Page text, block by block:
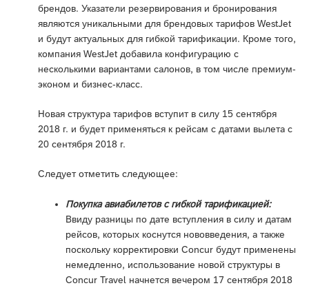
брендов. Указатели резервирования и бронирования
являются уникальными для брендовых тарифов WestJet
и будут актуальных для гибкой тарификации. Кроме того,
компания WestJet добавила конфигурацию с
несколькими вариантами салонов, в том числе премиум-
эконом и бизнес-класс.
Новая структура тарифов вступит в силу 15 сентября
2018 г. и будет применяться к рейсам с датами вылета с
20 сентября 2018 г.
Следует отметить следующее:
Покупка авиабилетов с гибкой тарификацией:
Ввиду разницы по дате вступления в силу и датам
рейсов, которых коснутся нововведения, а также
поскольку корректировки Concur будут применены
немедленно, использование новой структуры в
Concur Travel начнется вечером 17 сентября 2018